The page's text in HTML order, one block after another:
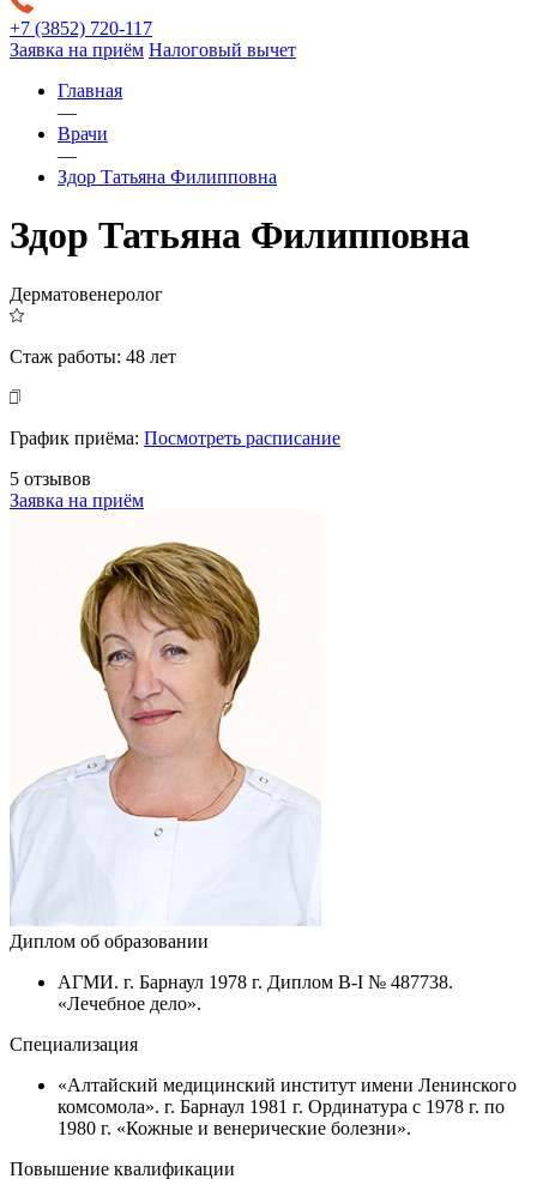
+7 (3852) 720-117
Заявка на приём Налоговый вычет
Главная
—
Врачи
—
Здор Татьяна Филипповна
Здор Татьяна Филипповна
Дерматовенеролог
Стаж работы: 48 лет
График приёма: Посмотреть расписание
5 отзывов
Заявка на приём
Диплом об образовании
АГМИ. г. Барнаул 1978 г. Диплом В-I № 487738.
«Лечебное дело».
Специализация
«Алтайский медицинский институт имени Ленинского
комсомола». г. Барнаул 1981 г. Ординатура с 1978 г. по
1980 г. «Кожные и венерические болезни».
Повышение квалификации